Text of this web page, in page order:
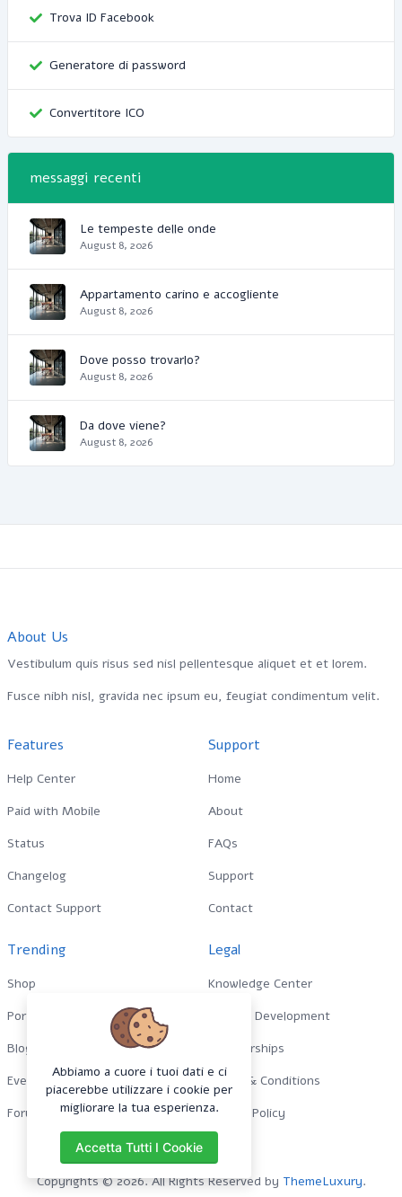
Trova ID Facebook
Generatore di password
Convertitore ICO
messaggi recenti
Le tempeste delle onde
August 8, 2026
Appartamento carino e accogliente
August 8, 2026
Dove posso trovarlo?
August 8, 2026
Da dove viene?
August 8, 2026
About Us
Vestibulum quis risus sed nisl pellentesque aliquet et et lorem.
Fusce nibh nisl, gravida nec ipsum eu, feugiat condimentum velit.
Features
Help Center
Paid with Mobile
Status
Changelog
Contact Support
Support
Home
About
FAQs
Support
Contact
Trending
Shop
Portfolio
Blog
Events
Forums
Legal
Knowledge Center
Custom Development
Sponsorships
Terms & Conditions
Privacy Policy
Copyrights © 2026. All Rights Reserved by ThemeLuxury.
Abbiamo a cuore i tuoi dati e ci
piacerebbe utilizzare i cookie per
migliorare la tua esperienza.
Accetta Tutti I Cookie